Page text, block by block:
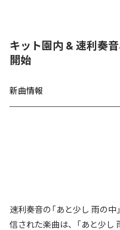
キット園内 & 速利奏音
開始
新曲情報
速利奏音の「あと少し 雨の
信された楽曲は、「あと少し